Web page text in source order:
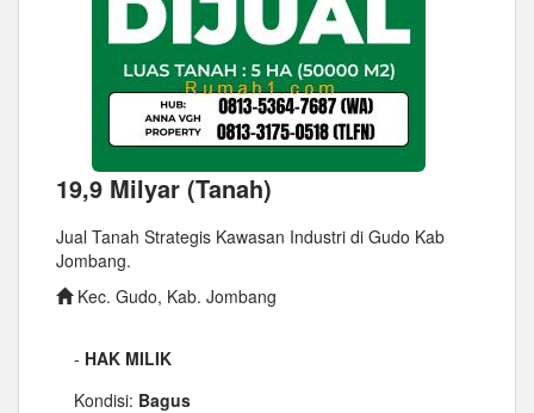
19,9 Milyar (Tanah)
Jual Tanah Strategis Kawasan Industri di Gudo Kab
Jombang.
Kec. Gudo, Kab. Jombang
- HAK MILIK
Kondisi: Bagus